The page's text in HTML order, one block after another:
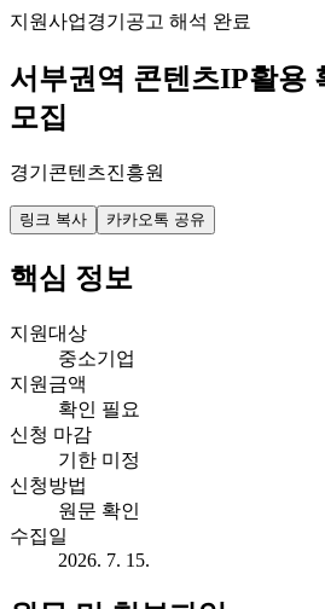
지원사업경기 공고 해석 완료
서부권역 콘텐츠IP활용
모집
경기콘텐츠진흥원
링크 복사 카카오톡 공유
핵심 정보
지원대상
중소기업
지원금액
확인 필요
신청 마감
기한 미정
신청방법
원문 확인
수집일
2026. 7. 15.